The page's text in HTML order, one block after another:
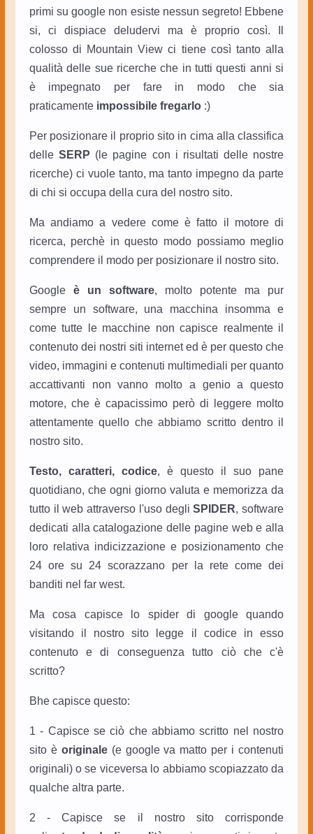
primi su google non esiste nessun segreto! Ebbene
si, ci dispiace deludervi ma è proprio così. Il
colosso di Mountain View ci tiene così tanto alla
qualità delle sue ricerche che in tutti questi anni si
è impegnato per fare in modo che sia
praticamente impossibile fregarlo:)
Per posizionare il proprio sito in cima alla classifica
delle SERP (le pagine con i risultati delle nostre
ricerche) ci vuole tanto, ma tanto impegno da parte
di chi si occupa della cura del nostro sito.
Ma andiamo a vedere come è fatto il motore di
ricerca, perchè in questo modo possiamo meglio
comprendere il modo per posizionare il nostro sito.
Google è un software, molto potente ma pur
sempre un software, una macchina insomma e
come tutte le macchine non capisce realmente il
contenuto dei nostri siti internet ed è per questo che
video, immagini e contenuti multimediali per quanto
accattivanti non vanno molto a genio a questo
motore, che è capacissimo però di leggere molto
attentamente quello che abbiamo scritto dentro il
nostro sito.
Testo, caratteri, codice, è questo il suo pane
quotidiano, che ogni giorno valuta e memorizza da
tutto il web attraverso l'uso degliSPIDER, software
dedicati alla catalogazione delle pagine web e alla
loro relativa indicizzazione e posizionamento che
24 ore su 24 scorazzano per la rete come dei
banditi nel far west.
Ma cosa capisce lo spider di google quando
visitando il nostro sito legge il codice in esso
contenuto e di conseguenza tutto ciò che c'è
scritto?
Bhe capisce questo:
1 - Capisce se ciò che abbiamo scritto nel nostro
sito è originale(e google va matto per i contenuti
originali) o se viceversa lo abbiamo scopiazzato da
qualche altra parte.
2 - Capisce se il nostro sito corrisponde